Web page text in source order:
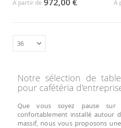
A partir de A
Notre sélection de
pour cafétéria
Que vous soyez pause
confortablement installé autour
massif, nous vous proposons